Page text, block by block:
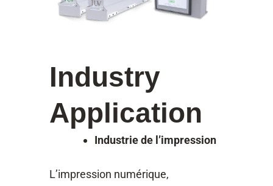
Industry
Application
Industrie de l’impression
L’impression numérique,